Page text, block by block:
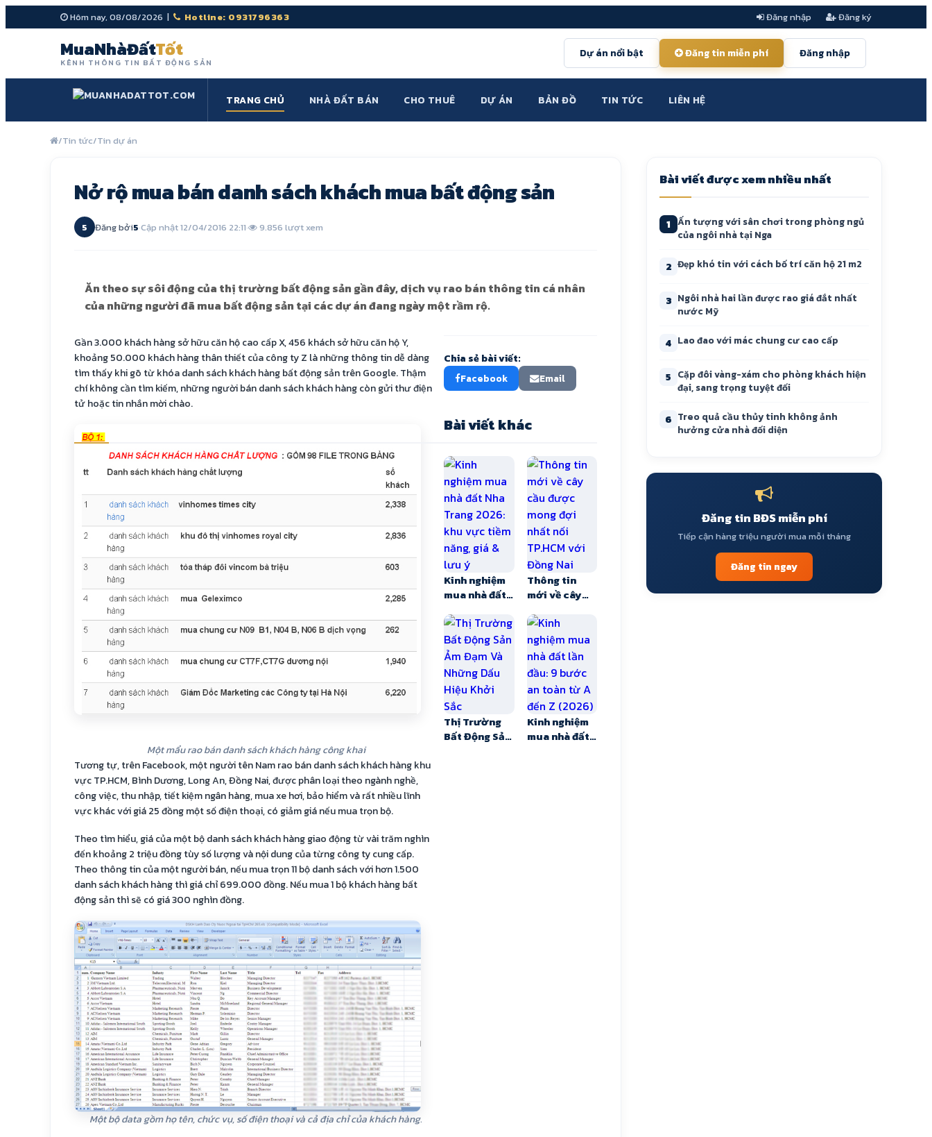
Hôm nay, 08/08/2026 | Hotline: 0931796363 Đăng nhập Đăng ký
MuaNhàĐấtTốt
KÊNH THÔNG TIN BẤT ĐỘNG SẢN
Dự án nổi bật Đăng tin miễn phí Đăng nhập
TRANG CHỦ NHÀ ĐẤT BÁN CHO THUÊ DỰ ÁN BẢN ĐỒ TIN TỨC LIÊN HỆ
/Tin tức/Tin dự án
Nở rộ mua bán danh sách khách mua bất động sản
5 Đăng bởi5·Cập nhật 12/04/2016 22:11· 9.856 lượt xem
Ăn theo sự sôi động của thị trường bất động sản gần đây, dịch vụ rao bán thông tin cá nhân
của những người đã mua bất động sản tại các dự án đang ngày một rầm rộ.
Gần 3.000 khách hàng sở hữu căn hộ cao cấp X, 456 khách sở hữu căn hộ Y,
khoảng 50.000 khách hàng thân thiết của công ty Z là những thông tin dễ dàng
tìm thấy khi gõ từ khóa danh sách khách hàng bất động sản trên Google. Thậm
chí không cần tìm kiếm, những người bán danh sách khách hàng còn gửi thư điện
tử hoặc tin nhắn mời chào.
Một mẩu rao bán danh sách khách hàng công khai
Tương tự, trên Facebook, một người tên Nam rao bán danh sách khách hàng khu
vực TP.HCM, Bình Dương, Long An, Đồng Nai, được phân loại theo ngành nghề,
công việc, thu nhập, tiết kiệm ngân hàng, mua xe hơi, bảo hiểm và rất nhiều lĩnh
vực khác với giá 25 đồng một số điện thoại, có giảm giá nếu mua trọn bộ.
Theo tìm hiểu, giá của một bộ danh sách khách hàng giao động từ vài trăm nghìn
đến khoảng 2 triệu đồng tùy số lượng và nội dung của từng công ty cung cấp.
Theo thông tin của một người bán, nếu mua trọn 11 bộ danh sách với hơn 1.500
danh sách khách hàng thì giá chỉ 699.000 đồng. Nếu mua 1 bộ khách hàng bất
động sản thì sẽ có giá 300 nghìn đồng.
Một bộ data gồm họ tên, chức vụ, số điện thoại và cả địa chỉ của khách hàng.
Chia sẻ bài viết:
Facebook Email
Bài viết khác
Kinh nghiệm
mua nhà đất
2026: khu
vực tiềm
năng, giá &
lưu ý
Thông tin
mới về cây
mong đợi
nhất nối
TP.HCM với
Đồng Nai
Thị Trường
Bất Động Sản
Kinh nghiệm
mua nhà đất
Bài viết được xem nhiều nhất
1 Ấn tượng với sân chơi trong phòng ngủ
của ngôi nhà tại Nga
2 Đẹp khó tin với cách bố trí căn hộ 21 m2
3 Ngôi nhà hai lần được rao giá đắt nhất
nước Mỹ
4 Lao đao với mác chung cư cao cấp
5 Cặp đôi vàng-xám cho phòng khách hiện
đại, sang trọng tuyệt đối
6 Treo quả cầu thủy tinh không ảnh
hưởng cửa nhà đối diện
Đăng tin BĐS miễn phí
Tiếp cận hàng triệu người mua mỗi tháng
Đăng tin ngay